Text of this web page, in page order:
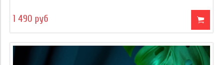
1 490 руб